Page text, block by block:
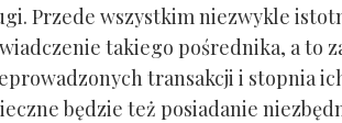
Przede wszystkim niezwykle
takiego pośrednika, a to
transakcji i stopnia
będzie też posiadanie